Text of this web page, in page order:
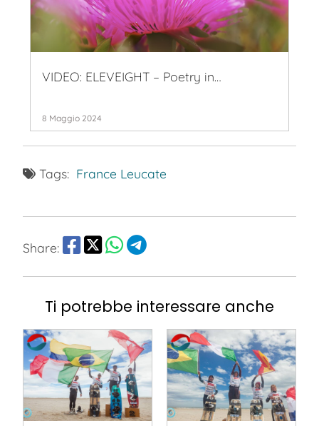
VIDEO: ELEVEIGHT – Poetry in…
8 Maggio 2024
Tags: France Leucate
Share:
Ti potrebbe interessare anche